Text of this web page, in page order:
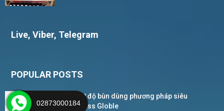
Live, Viber, Telegram
POPULAR POSTS
Đo mật độ bùn dùng phương pháp siêu
âm_Wess Globle
02873000184